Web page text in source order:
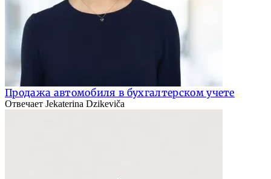
Продажа автомобиля в бухгалтерском учете
Отвечает Jekaterina Dzikeviča